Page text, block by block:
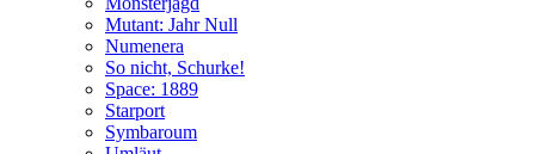
Mutant: Jahr Null
Numenera
So nicht, Schurke!
Space: 1889
Starport
Symbaroum